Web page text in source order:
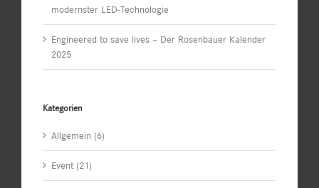
modernster LED-Technologie
Engineered to save lives – Der Rosenbauer Kalender
2025
Kategorien
Allgemein (6)
Event (21)